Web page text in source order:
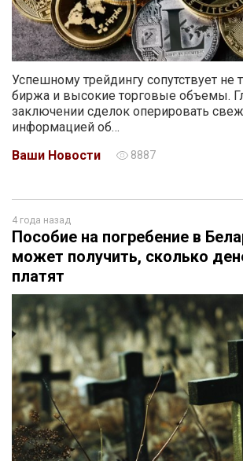
Успешному трейдингу сопутствует не
биржа и высокие торговые объемы.
заключении сделок оперировать
информацией об…
Ваши Новости
8887
4 года назад
Пособие на погребение в
может получить, сколько
платят